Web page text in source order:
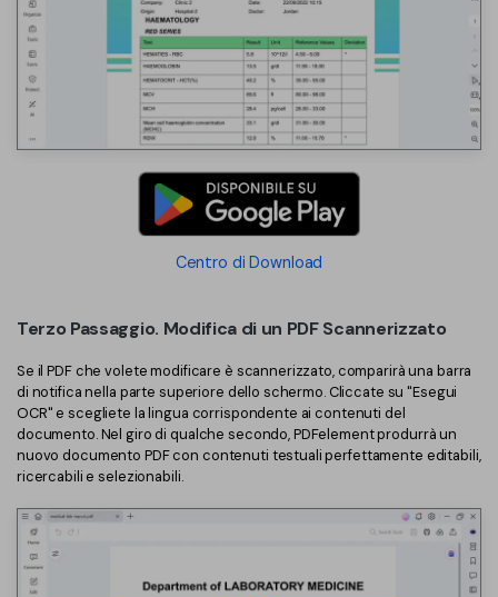
Centro di Download
Terzo Passaggio. Modifica di un PDF Scannerizzato
Se il PDF che volete modificare è scannerizzato, comparirà una barra
di notifica nella parte superiore dello schermo. Cliccate su "Esegui
OCR" e scegliete la lingua corrispondente ai contenuti del
documento. Nel giro di qualche secondo, PDFelement produrrà un
nuovo documento PDF con contenuti testuali perfettamente editabili,
ricercabili e selezionabili.